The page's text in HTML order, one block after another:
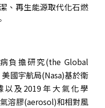
、再生能源取代化石燃
負擔研究(the Global
國宇航局(Nasa)基於衛
及2019年大氣化學
溶膠(aerosol)和相對風